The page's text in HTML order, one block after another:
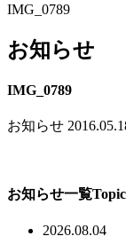
IMG_0789
お知らせ
IMG_0789
お知らせ
お知らせ一覧
2026.08.04